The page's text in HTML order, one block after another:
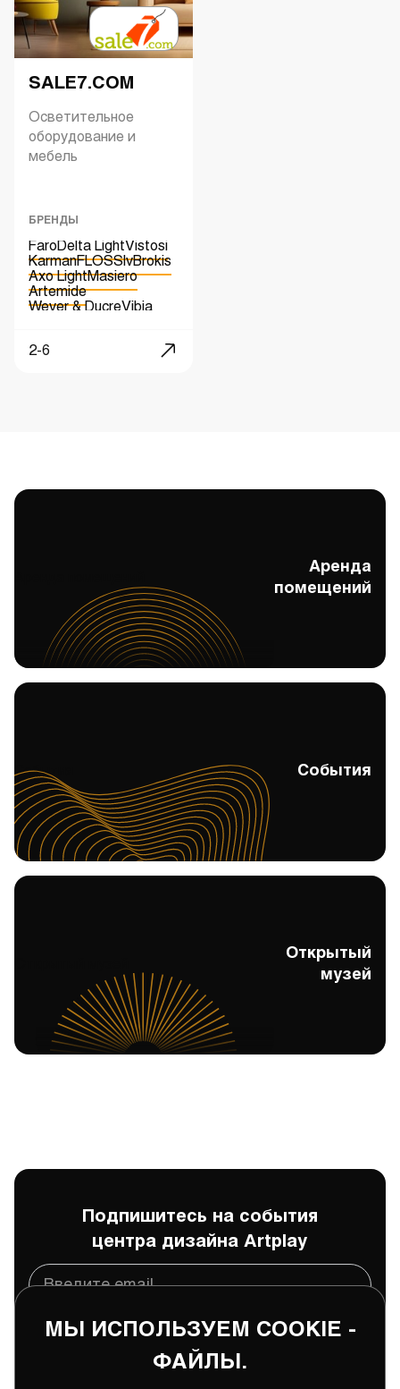
SALE7.COM
Осветительное
оборудование и
мебель
БРЕНДЫ
Faro Delta LightVistosi
KarmanFLOSSlvBrokis
Axo LightMasiero
Artemide
Wever & DucreVibia
2-6
Аренда
помещений
События События
Открытый
музей
Подпишитесь на события
центра дизайна Artplay
МЫ ИСПОЛЬЗУЕМ COOKIE -
ФАЙЛЫ.